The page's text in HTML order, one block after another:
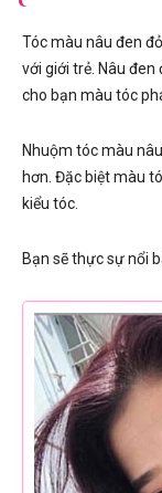
Tóc màu nâu đen
với giới trẻ. Nâu
cho bạn màu tóc
Nhuộm tóc màu
hơn. Đặc biệt màu
kiểu tóc.
Bạn sẽ thực sự nổi